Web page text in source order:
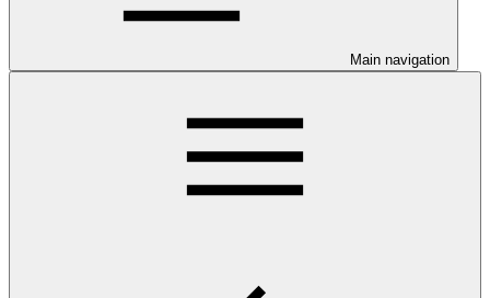
Main navigation